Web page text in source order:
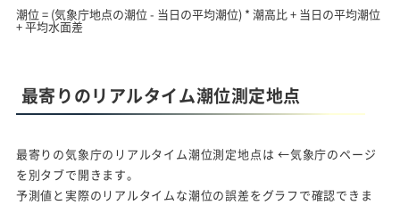
潮位 = (気象庁地点の潮位 - 当日の平均潮位) * 潮高比 + 当日の平均潮位
+ 平均水面差
最寄りのリアルタイム潮位測定地点
最寄りの気象庁のリアルタイム潮位測定地点は ←気象庁のページ
を別タブで開きます。
予測値と実際のリアルタイムな潮位の誤差をグラフで確認できま